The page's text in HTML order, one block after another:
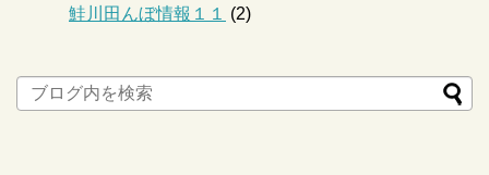
鮭川田んぼ情報１１
(2)